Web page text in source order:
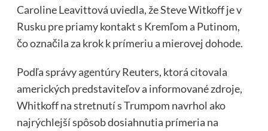
Caroline Leavittová uviedla, že Steve Witkoff je v
Rusku pre priamy kontakt s Kremľom a Putinom,
čo označila za krok k prímeriu a mierovej dohode.
Podľa správyagentúryReuters, ktorá citovala
amerických predstaviteľov a informované zdroje,
Whitkoff na stretnutí s Trumpom navrhol ako
najrýchlejší spôsob dosiahnutia prímeria na